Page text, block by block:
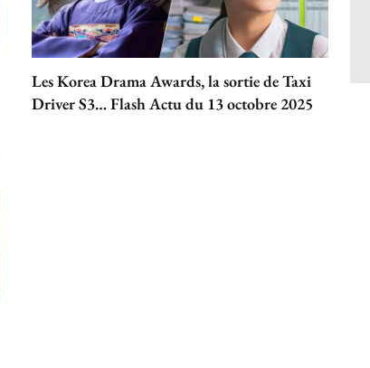
Les Korea Drama Awards, la sortie de Taxi
Driver S3… Flash Actu du 13 octobre 2025